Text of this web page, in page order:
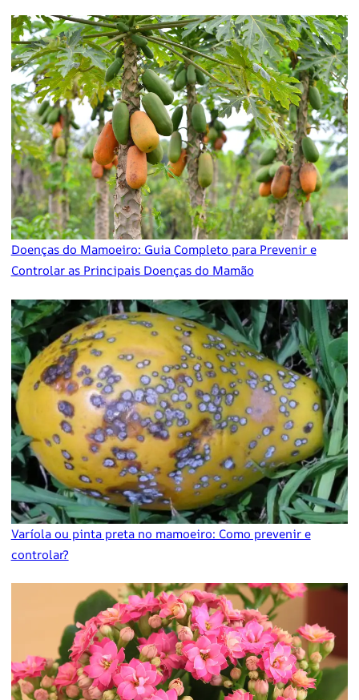
Doenças do Mamoeiro: Guia Completo para Prevenir e
Controlar as Principais Doenças do Mamão
Varíola ou pinta preta no mamoeiro: Como prevenir e
controlar?